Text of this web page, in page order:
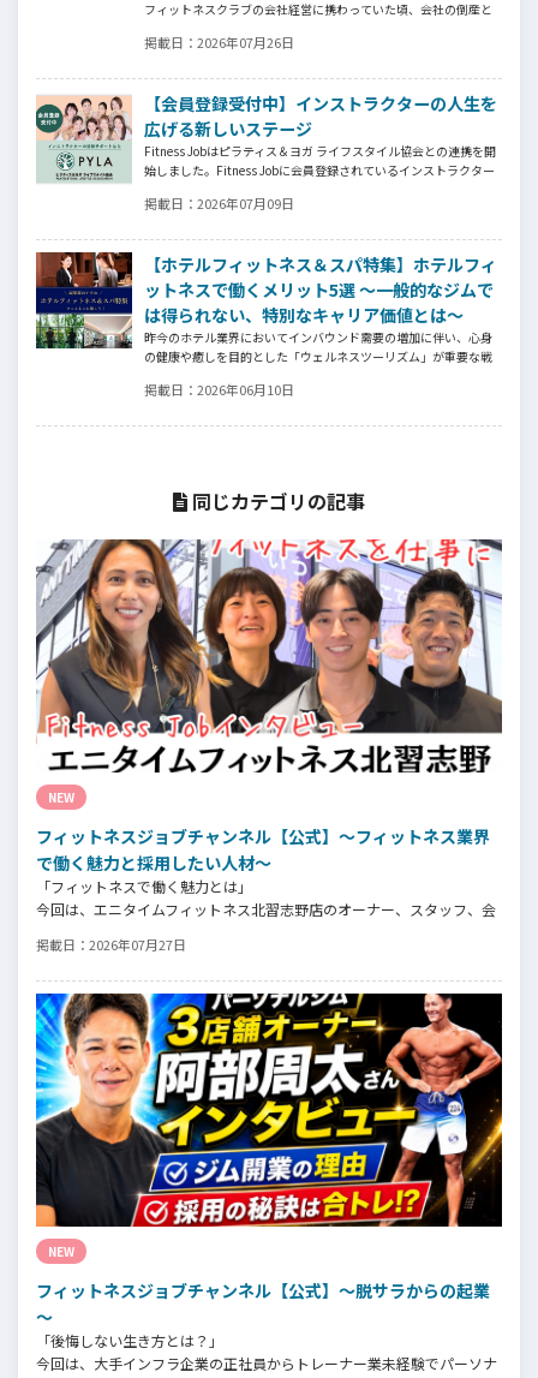
フィットネスクラブの会社経営に携わっていた頃、会社の倒産と
図ったパーソナルジム「ファントレイン」代表近藤健祐さんにイ
にする仕組みだろうか！？資金が底をつく恐怖と闘いながらもお
客様との絆を築き上げた秘訣とは？
掲載日： 2026年07月26日
【会員登録受付中】インストラクターの人生を
広げる新しいステージ
Fitness Jobはピラティス＆ヨガ ライフスタイル協会との連携を開
始しました。Fitness Jobに会員登録されているインストラクター
ートをしていきます。
掲載日： 2026年07月09日
【ホテルフィットネス＆スパ特集】ホテルフィ
ットネスで働くメリット5選 ～一般的なジムで
は得られない、特別なキャリア価値とは～
昨今のホテル業界においてインバウンド需要の増加に伴い、心身
の健康や癒しを目的とした「ウェルネスツーリズム」が重要な戦
ガインストラクター、ピラティス指導者、ストレッチトレーナ
掲載日： 2026年06月10日
同じカテゴリの記事
NEW
フィットネスジョブチャンネル【公式】～フィットネス業界
で働く魅力と採用したい人材～
「フィットネスで働く魅力とは」
今回は、エニタイムフィットネス北習志野店のオーナー、スタッフ、会
ンタビュー。オーナー様からはスタッフの採用基準、実際に採用された
スタッフの皆様からは働き甲斐や動機、お客様からはそのスタッフの皆
様がつくる施設やフィットネスについての魅力を語っていただきまし
た。
掲載日： 2026年07月27日
NEW
フィットネスジョブチャンネル【公式】～脱サラからの起業
～
「後悔しない生き方とは？」
今回は、大手インフラ企業の正社員からトレーナー業未経験でパーソナ